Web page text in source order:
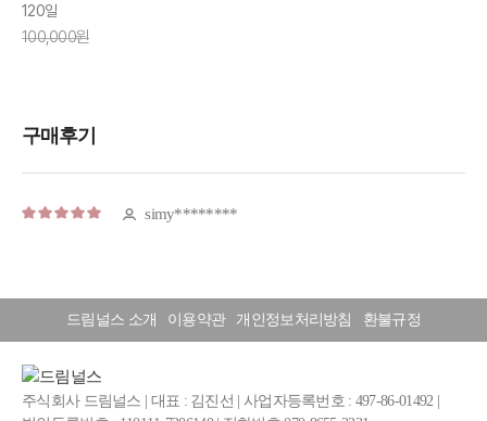
120일
100,000원
드림널스 소개 이용약관 개인정보처리방침 환불규정
주식회사 드림널스 | 대표 : 김진선 | 사업자등록번호 : 497-86-01492 |